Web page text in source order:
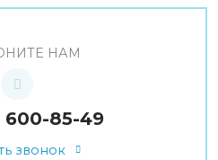
НАМ
600-85-49
звонок